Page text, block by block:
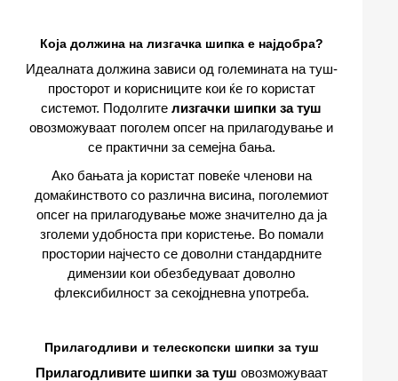
Која должина на лизгачка шипка е најдобра?
Идеалната должина зависи од големината на туш-
просторот и корисниците кои ќе го користат
системот. Подолгите лизгачки шипки за туш
овозможуваат поголем опсег на прилагодување и
се практични за семејна бања.
Ако бањата ја користат повеќе членови на
домаќинството со различна висина, поголемиот
опсег на прилагодување може значително да ја
зголеми удобноста при користење. Во помали
простории најчесто се доволни стандардните
димензии кои обезбедуваат доволно
флексибилност за секојдневна употреба.
Прилагодливи и телескопски шипки за туш
Прилагодливите шипки за туш овозможуваат